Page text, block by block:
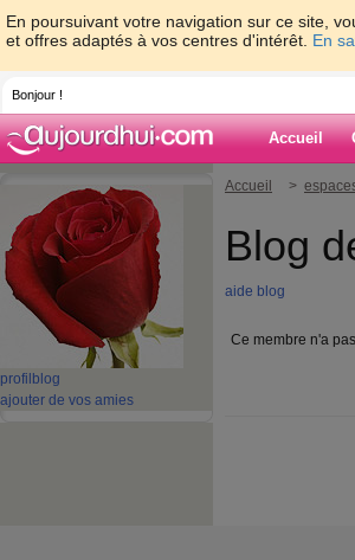
En poursuivant votre navigation sur ce site,
et offres adaptés à vos centres d'intérêt. En
Bonjour !
Accueil
profil blog
ajouter de vos amies
Accueil >
Blog
aide blog
Ce membre n'a